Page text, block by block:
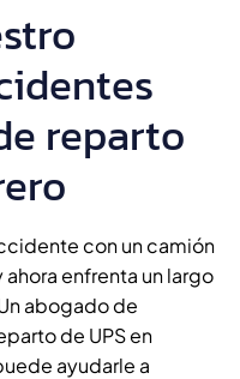
reparto
con un camión
ahora enfrenta un largo
abogado de
de UPS en
ayudarle a